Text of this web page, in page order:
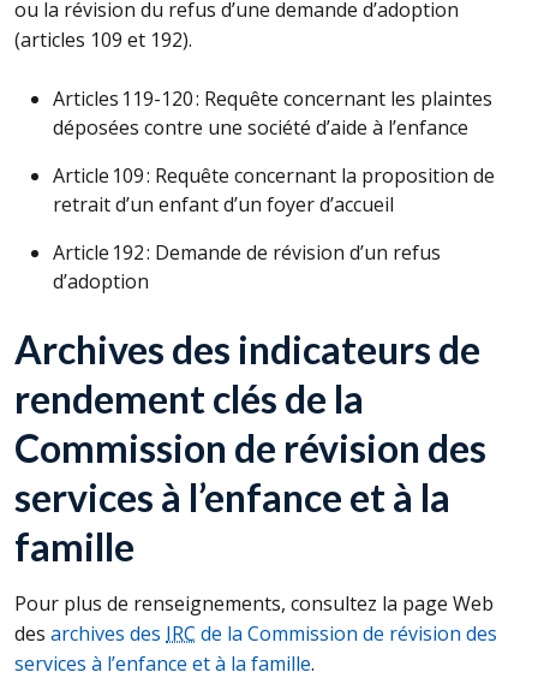
ou la révision du refus d’une demande d’adoption
(articles 109 et 192).
Articles 119-120 : Requête concernant les plaintes
déposées contre une société d’aide à l’enfance
Article 109 : Requête concernant la proposition de
retrait d’un enfant d’un foyer d’accueil
Article 192 : Demande de révision d’un refus
d’adoption
Archives des indicateurs de
rendement clés de la
Commission de révision des
services à l’enfance et à la
famille
Pour plus de renseignements, consultez la page Web
des archives des IRC de la Commission de révision des
services à l’enfance et à la famille.